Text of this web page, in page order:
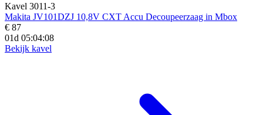
Kavel 3011-3
Makita JV101DZJ 10,8V CXT Accu Decoupeerzaag in Mbox
€ 87
01d 05:04:06
Bekijk kavel